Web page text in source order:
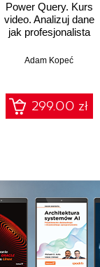
,Upom Malik,
Power Query. Kurs
video. Analizuj dane
jak profesjonalista
Adam Kopeć
299.00 zł